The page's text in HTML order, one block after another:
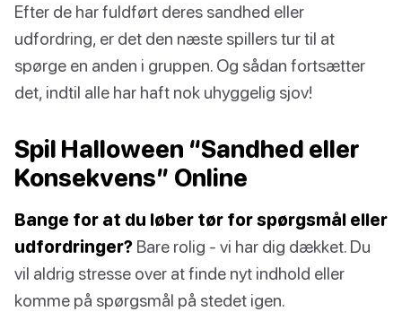
Efter de har fuldført deres sandhed eller
udfordring, er det den næste spillers tur til at
spørge en anden i gruppen. Og sådan fortsætter
det, indtil alle har haft nok uhyggelig sjov!
Spil Halloween “Sandhed eller
Konsekvens” Online
Bange for at du løber tør for spørgsmål eller
udfordringer? Bare rolig - vi har dig dækket. Du
vil aldrig stresse over at finde nyt indhold eller
komme på spørgsmål på stedet igen.